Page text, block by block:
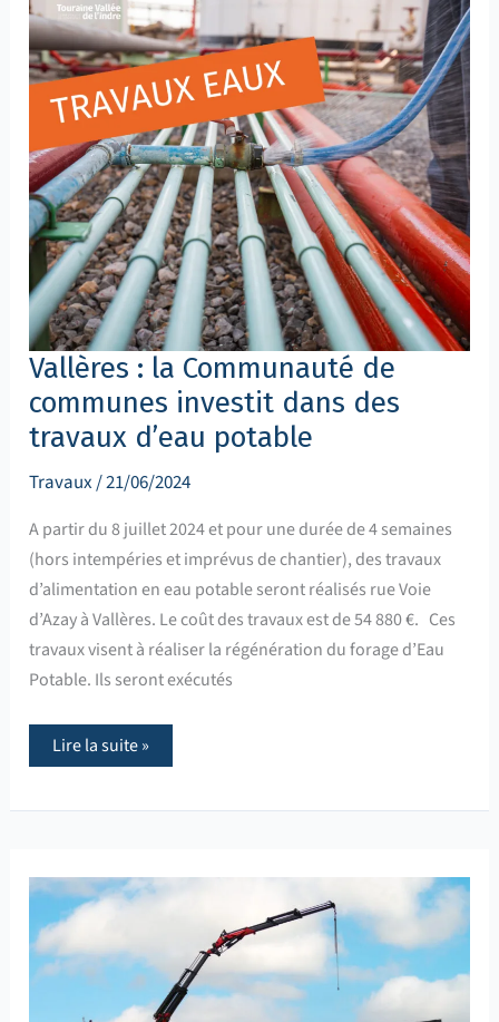
Vallères : la Communauté de
communes investit dans des
travaux d’eau potable
Travaux/21/06/2024
A partir du 8 juillet 2024 et pour une durée de 4 semaines
(hors intempéries et imprévus de chantier), des travaux
d’alimentation en eau potable seront réalisés rue Voie
d’Azay à Vallères. Le coût des travaux est de 54 880 €. Ces
travaux visent à réaliser la régénération du forage d’Eau
Potable. Ils seront exécutés
Communauté
de
communes
investit
dans
des
travaux
d’eau
potable
Lire la suite »
travaux
d’agrandissement
de
l’Hôtel
communautaire
se
poursuivent
Sorigny